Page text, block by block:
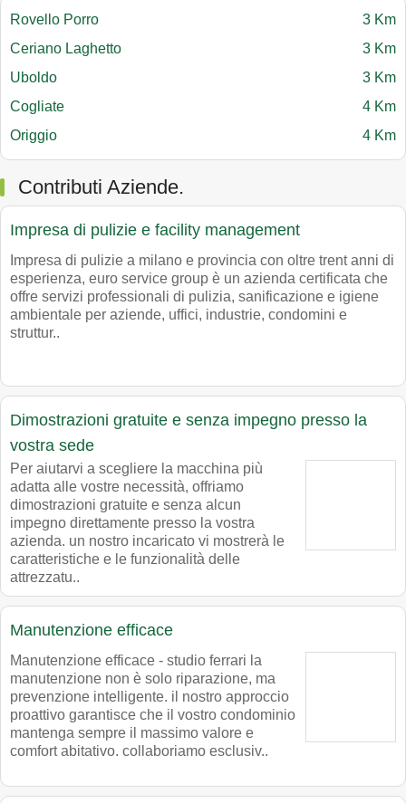
Rovello Porro
3 Km
Ceriano Laghetto
3 Km
Uboldo
3 Km
Cogliate
4 Km
Origgio
4 Km
Contributi Aziende.
Impresa di pulizie e facility management
Impresa di pulizie a milano e provincia con oltre trent anni di
esperienza, euro service group è un azienda certificata che
offre servizi professionali di pulizia, sanificazione e igiene
ambientale per aziende, uffici, industrie, condomini e
struttur..
Dimostrazioni gratuite e senza impegno presso la
vostra sede
Per aiutarvi a scegliere la macchina più
adatta alle vostre necessità, offriamo
dimostrazioni gratuite e senza alcun
impegno direttamente presso la vostra
azienda. un nostro incaricato vi mostrerà le
caratteristiche e le funzionalità delle
attrezzatu..
Manutenzione efficace
Manutenzione efficace - studio ferrari la
manutenzione non è solo riparazione, ma
prevenzione intelligente. il nostro approccio
proattivo garantisce che il vostro condominio
mantenga sempre il massimo valore e
comfort abitativo. collaboriamo esclusiv..